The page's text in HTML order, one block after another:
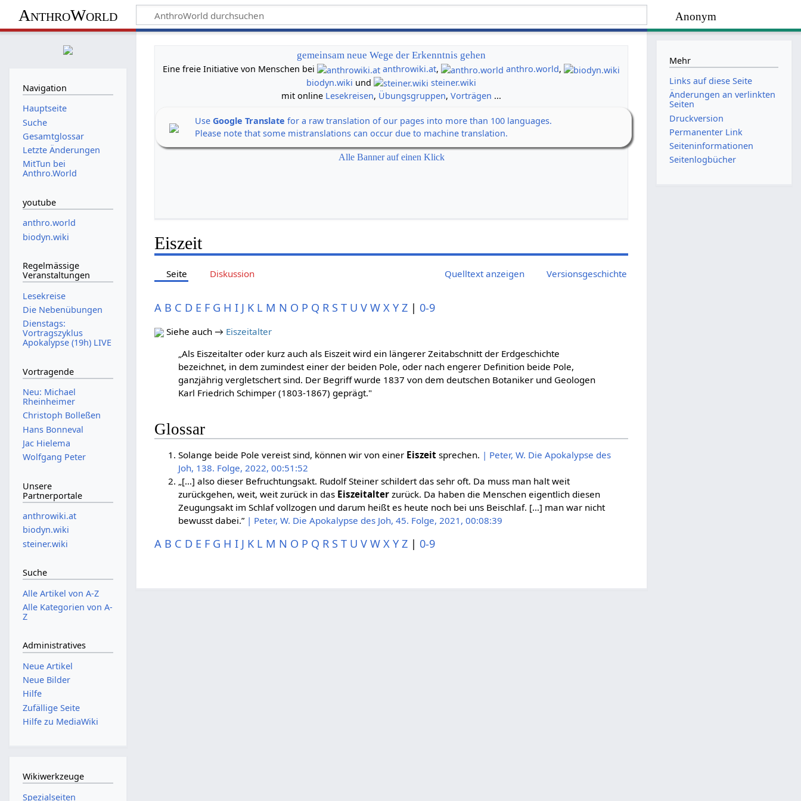
Anonym
AnthroWorld
gemeinsam neue Wege der Erkenntnis gehen
Eine freie Initiative von Menschen bei
anthrowiki.at, anthro.world,
biodyn.wiki und
steiner.wiki
mit online Lesekreisen, Übungsgruppen,Vorträgen ...
UseGoogle Translate for a raw translation of our pages into more than 100 languages.
Please note that some mistranslations can occur due to machine translation.
Alle Banner auf einen Klick
Eiszeit
Seite Diskussion Quelltext anzeigen Versionsgeschichte
A B C D E F G H I J K L M N O P Q R S T U V W X Y Z | 0-9
Siehe auch → Eiszeitalter
„Als Eiszeitalter oder kurz auch als Eiszeit wird ein längerer Zeitabschnitt der Erdgeschichte
bezeichnet, in dem zumindest einer der beiden Pole, oder nach engerer Definition beide Pole,
ganzjährig vergletschert sind. Der Begriff wurde 1837 von dem deutschen Botaniker und Geologen
Karl Friedrich Schimper (1803-1867) geprägt."
Glossar
Solange beide Pole vereist sind, können wir von einer Eiszeit sprechen. | Peter, W. Die Apokalypse des
Joh, 138. Folge, 2022, 00:51:52
„[…] also dieser Befruchtungsakt. Rudolf Steiner schildert das sehr oft. Da muss man halt weit
zurückgehen, weit, weit zurück in das Eiszeitalter zurück. Da haben die Menschen eigentlich diesen
Zeugungsakt im Schlaf vollzogen und darum heißt es heute noch bei uns Beischlaf. […] man war nicht
bewusst dabei.” | Peter, W. Die Apokalypse des Joh, 45. Folge, 2021, 00:08:39
A B C D E F G H I J K L M N O P Q R S T U V W X Y Z | 0-9
Navigation
Hauptseite
Suche
Gesamtglossar
Letzte Änderungen
MitTun bei
Anthro.World
youtube
anthro.world
biodyn.wiki
Regelmässige
Veranstaltungen
Lesekreise
Die Nebenübungen
Dienstags:
Vortragszyklus
Apokalypse (19h) LIVE
Vortragende
Neu: Michael
Rheinheimer
Christoph Bolleßen
Hans Bonneval
Jac Hielema
Wolfgang Peter
Unsere
Partnerportale
anthrowiki.at
biodyn.wiki
steiner.wiki
Suche
Alle Artikel von A-Z
Alle Kategorien von A-
Z
Administratives
Neue Artikel
Neue Bilder
Hilfe
Zufällige Seite
Hilfe zu MediaWiki
Wikiwerkzeuge
Spezialseiten
Mehr
Links auf diese Seite
Änderungen an verlinkten
Seiten
Druckversion
Permanenter Link
Seiten­­informationen
Seitenlogbücher